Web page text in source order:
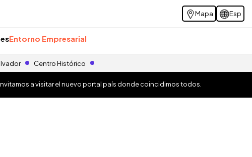
Mapa Esp
Entorno Empresarial
Centro Histórico
invitamos a visitar el nuevo portal país donde coincidimos todos.